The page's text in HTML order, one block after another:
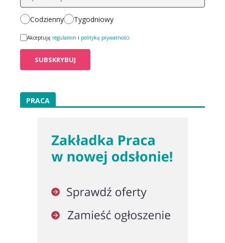
Codzienny Tygodniowy
Akceptuję regulamin i politykę prywatności
PRACA